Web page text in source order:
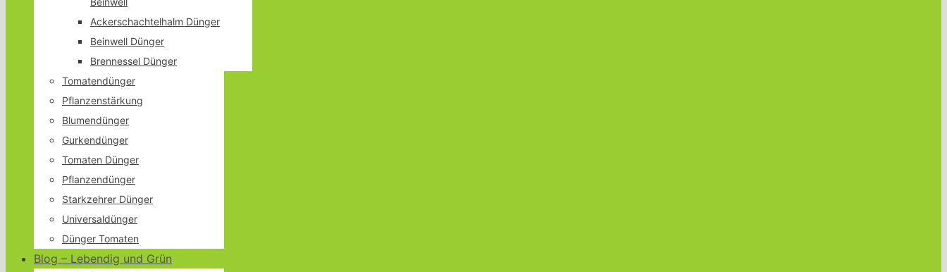
Ackerschachtelhalm Dünger
Beinwell Dünger
Brennessel Dünger
Tomatendünger
Pflanzenstärkung
Blumendünger
Gurkendünger
Tomaten Dünger
Pflanzendünger
Starkzehrer Dünger
Universaldünger
Dünger Tomaten
Blog – Lebendig und Grün